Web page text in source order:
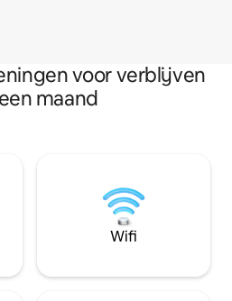
voor verblijven
maand
Wifi